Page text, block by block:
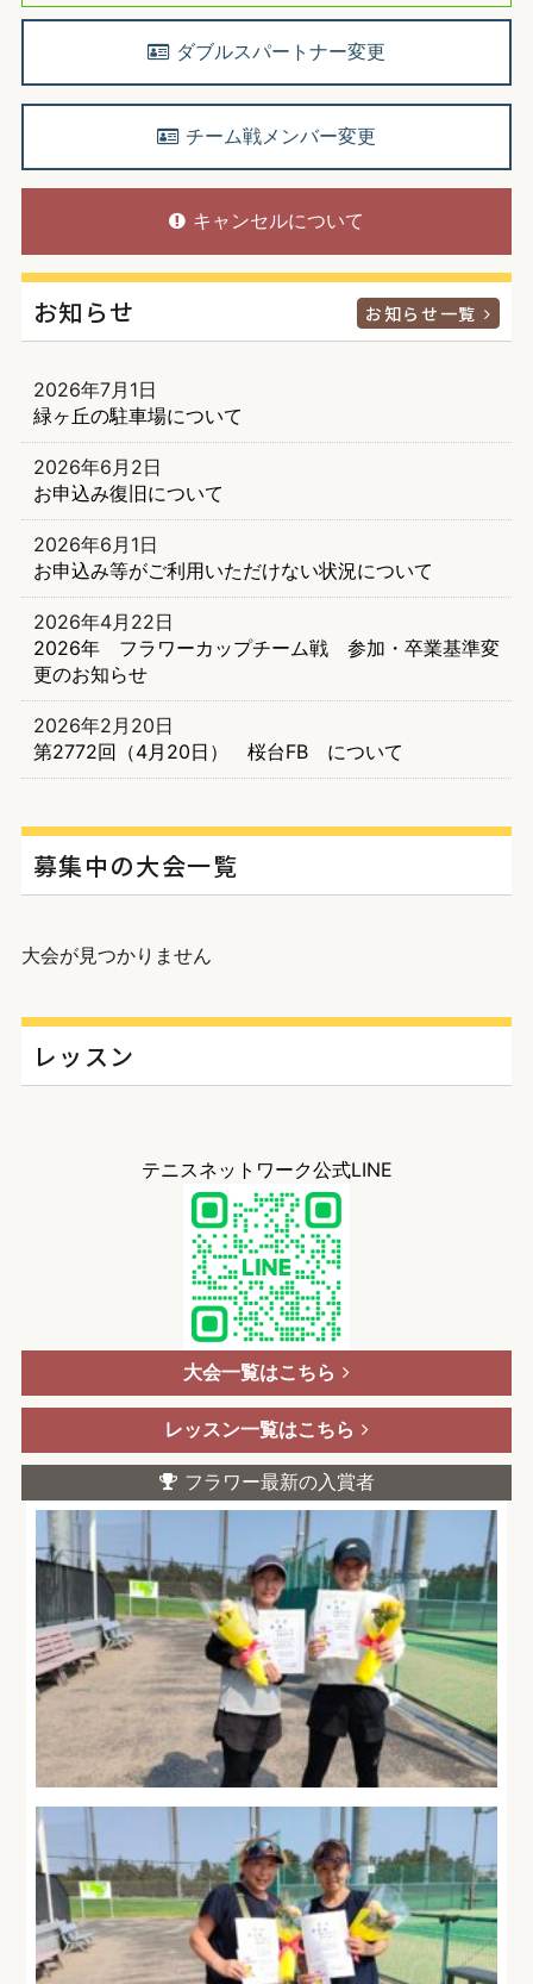
ダブルスパートナー変更
チーム戦メンバー変更
キャンセルについて
お知らせ お知らせ一覧
2026年7月1日
緑ヶ丘の駐車場について
2026年6月2日
お申込み復旧について
2026年6月1日
お申込み等がご利用いただけない状況について
2026年4月22日
2026年 フラワーカップチーム戦 参加・卒業基準変
更のお知らせ
2026年2月20日
第2772回（4月20日） 桜台FB について
募集中の大会一覧
大会が見つかりません
レッスン
テニスネットワーク公式LINE
大会一覧はこちら
レッスン一覧はこちら
フラワー最新の入賞者